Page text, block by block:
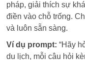
pháp, giải thích sự
điền vào chỗ trống.
và luôn sẵn sàng.
Ví dụ prompt: “Hãy
du lịch, mỗi câu hỏi